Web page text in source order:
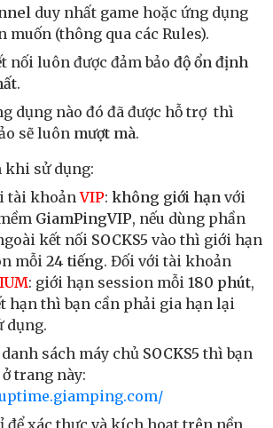
duy nhất game hoặc ứng dụng
muốn (thông qua các Rules).
nối luôn được đảm bảo độ ổn định
.
dụng nào đó đã được hỗ trợ thì
sẽ luôn mượt mà.
khi sử dụng:
tài khoảnVIP: không giới hạn với
GiamPingVIP, nếu dùng phần
kết nối SOCKS5 vào thì giới hạn
mỗi 24 tiếng. Đối với tài khoản
: giới hạn session mỗi 180 phút,
hạn thì bạn cần phải gia hạn lại
dụng.
sách máy chủ SOCKS5 thì bạn
trang này:
để xác thực và kích hoạt trên nền